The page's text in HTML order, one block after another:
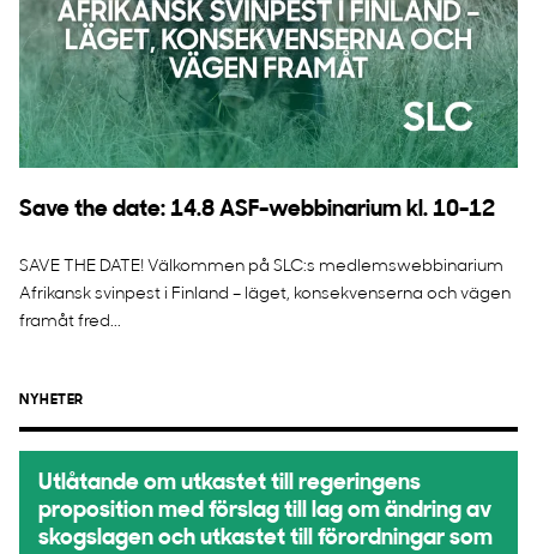
Save the date: 14.8 ASF-webbinarium kl. 10-12
SAVE THE DATE! Välkommen på SLC:s medlemswebbinarium
Afrikansk svinpest i Finland – läget, konsekvenserna och vägen
framåt fred...
NYHETER
Utlåtande om utkastet till regeringens
proposition med förslag till lag om ändring av
skogslagen och utkastet till förordningar som